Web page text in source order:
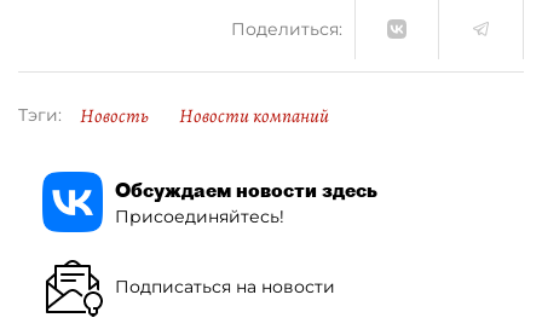
Поделиться:
Тэги: Новость Новости компаний
Обсуждаем новости здесь
Присоединяйтесь!
Подписаться на новости